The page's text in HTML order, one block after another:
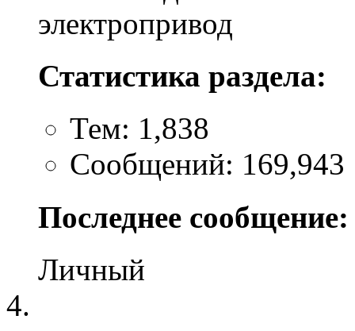
электропривод
Статистика раздела:
Тем: 1,838
Сообщений: 169,943
Последнее сообщение:
Личный